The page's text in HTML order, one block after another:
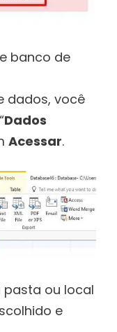
banco de
dados, você
Dados
Acessar.
pasta ou local
e